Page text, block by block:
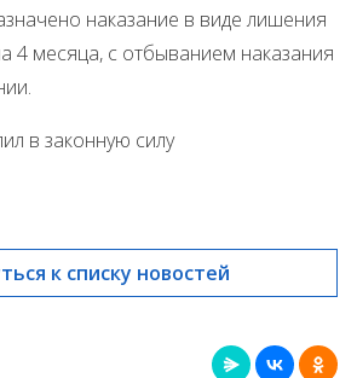
наказание в виде лишения
4 месяца, с отбыванием наказания
в законную силу
к списку новостей